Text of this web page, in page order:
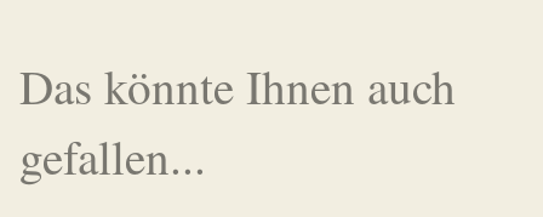
Das könnte Ihnen auch
gefallen...